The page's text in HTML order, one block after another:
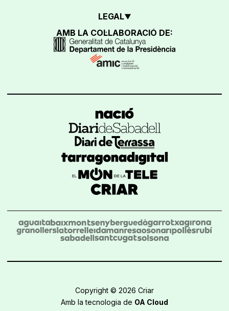
LEGAL
AMB LA COL·LABORACIÓ DE:
Copyright © 2026 Criar
Amb la tecnologia de OA Cloud